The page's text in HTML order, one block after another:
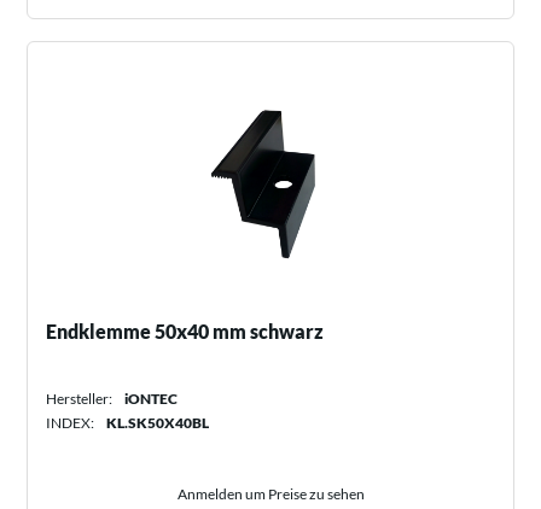
Endklemme 50x40 mm schwarz
Hersteller:
iONTEC
INDEX:
KL.SK50X40BL
Anmelden um Preise zu sehen